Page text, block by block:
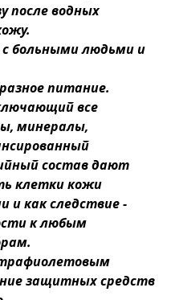
после водных
больными людьми и
питание.
все
минералы,
состав дают
клетки кожи
и как следствие -
к любым
защитных средств